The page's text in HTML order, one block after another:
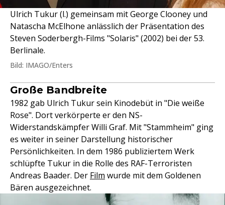
Ulrich Tukur (l.) gemeinsam mit George Clooney und
Natascha McElhone anlässlich der Präsentation des
Steven Soderbergh-Films "Solaris" (2002) bei der 53.
Berlinale.
Bild: IMAGO/Enters
Große Bandbreite
1982 gab Ulrich Tukur sein Kinodebüt in "Die weiße
Rose". Dort verkörperte er den NS-
Widerstandskämpfer Willi Graf. Mit "Stammheim" ging
es weiter in seiner Darstellung historischer
Persönlichkeiten. In dem 1986 publiziertem Werk
schlüpfte Tukur in die Rolle des RAF-Terroristen
Andreas Baader. Der Film wurde mit dem Goldenen
Bären ausgezeichnet.